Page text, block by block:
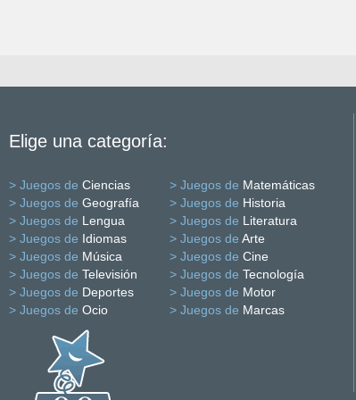
Elige una categoría:
> Juegos de Ciencias > Juegos de Matemáticas
> Juegos de Geografía > Juegos de Historia
> Juegos de Lengua > Juegos de Literatura
> Juegos de Idiomas > Juegos de Arte
> Juegos de Música > Juegos de Cine
> Juegos de Televisión > Juegos de Tecnología
> Juegos de Deportes > Juegos de Motor
> Juegos de Ocio > Juegos de Marcas